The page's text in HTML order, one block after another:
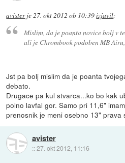
avisterje27. okt 2012 ob 10:39izjavil:
Mislim, da je poanta novice bolj v
ali je Chrombook podoben MB
Jst pa bolj mislim da je poanta
debato.
Drugace pa kul stvarca...ko bo kak
polno lavfal gor. Samo pri 11,6"
prenosnik je meni osebno 13" prava
avister
::27. okt 2012, 11:16